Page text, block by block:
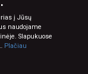
į Jūsų
naudojame
Slapukuose
Plačiau